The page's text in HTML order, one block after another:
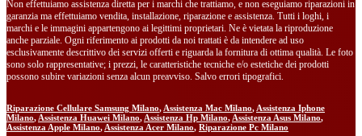
Non effettuiamo assistenza diretta per i marchi che trattiamo, e non eseguiamo riparazioni in
garanzia ma effettuiamo vendita, installazione, riparazione e assistenza. Tutti i loghi, i
marchi e le immagini appartengono ai legittimi proprietari. Ne è vietata la riproduzione
anche parziale. Ogni riferimento ai prodotti da noi trattati è da intendere ad uso
esclusivamente descrittivo dei servizi offerti e riguarda la fornitura di ottima qualità. Le foto
sono solo rappresentative; i prezzi, le caratteristiche tecniche e/o estetiche dei prodotti
possono subire variazioni senza alcun preavviso. Salvo errori tipografici.
Riparazione Cellulare Samsung Milano, Assistenza Mac Milano, Assistenza Iphone
Milano, Assistenza Huawei Milano, Assistenza Hp Milano, Assistenza Asus Milano,
Assistenza Apple Milano, Assistenza Acer Milano, Riparazione Pc Milano